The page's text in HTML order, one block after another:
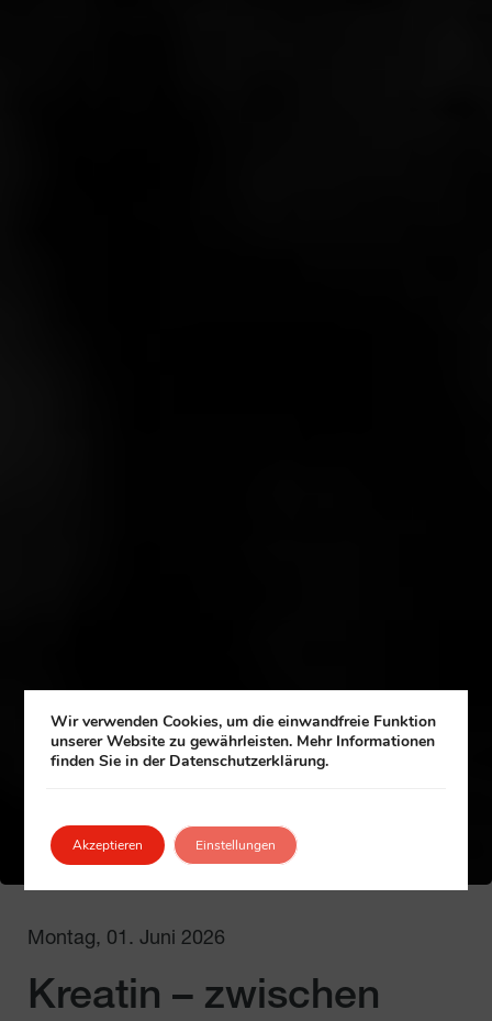
Montag, 01. Juni 2026
Kreatin – zwischen
Wir verwenden Cookies, um die einwandfreie Funktion
unserer Website zu gewährleisten. Mehr Informationen
finden Sie in der Datenschutzerklärung.
Akzeptieren Einstellungen